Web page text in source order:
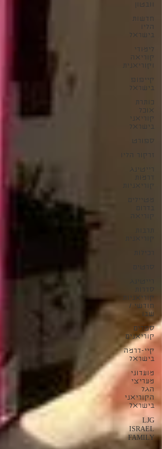
וובטון
חדשות
הליו
בישראל
לימודי
קוריאה
וקוריאנית
קייפופ
בישראל
כותרת
אוכל
קוריאני
בישראל
ספורט
זרקור הליו
רייטינג
דרמות
קוריאניות
מטיילים
בדרום
קוריאה
תרבות
סדרות
קוריאניות
חודשי /
שבו
ספרים
קוריאנים
קיי-דרמה
בישראל
מועדוני
מעריצי
הגל
הקוריאני
בישראל
LJG
ISRAEL
FAMILY